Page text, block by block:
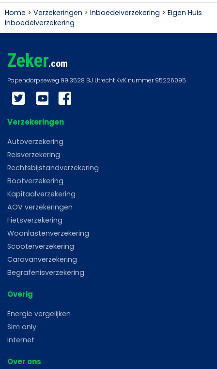
Home > Verzekeringen > Inboedelverzekering > Eigen Huis
Inboedelverzekering
Zeker.com
Twitter YouTube
Verzekeringen
Autoverzekering
Reisverzekering
Rechtsbijstandverzekering
Bootverzekering
Kapitaalverzekering
AOV verzekeringen
Fietsverzekering
Woonlastenverzekering
Scooterverzekering
Caravanverzekering
Begrafenisverzekering
Overig
Energie vergelijken
Sim only
Internet
Over ons